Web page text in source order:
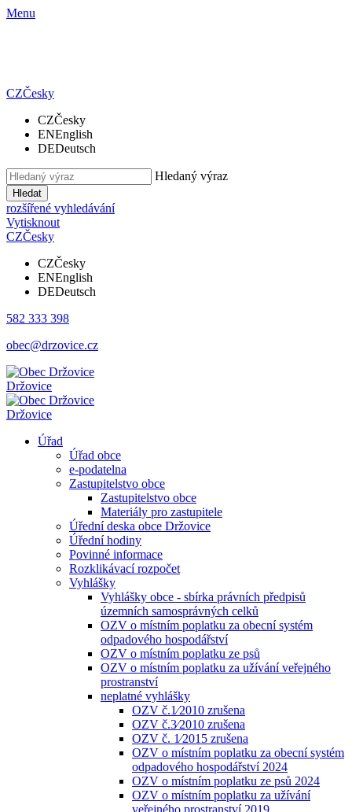
Menu
CZČesky
CZČesky
ENEnglish
DEDeutsch
Hledaný výraz
Hledat
rozšířené vyhledávání
Vytisknout
CZČesky
CZČesky
ENEnglish
DEDeutsch
582 333 398
obec@drzovice.cz
Držovice
Držovice
Úřad
Úřad obce
e-podatelna
Zastupitelstvo obce
Zastupitelstvo obce
Materiály pro zastupitele
Úřední deska obce Držovice
Úřední hodiny
Povinné informace
Rozklikávací rozpočet
Vyhlášky
Vyhlášky obce - sbírka právních předpisů
územních samosprávných celků
OZV o místním poplatku za obecní systém
odpadového hospodářství
OZV o místním poplatku ze psů
OZV o místním poplatku za užívání veřejného
prostranství
neplatné vyhlášky
OZV č.1⁄2010 zrušena
OZV č.3⁄2010 zrušena
OZV č. 1⁄2015 zrušena
OZV o místním poplatku za obecní systém
odpadového hospodářství 2024
OZV o místním poplatku ze psů 2024
OZV o místním poplatku za užívání
veřejného prostranství 2019